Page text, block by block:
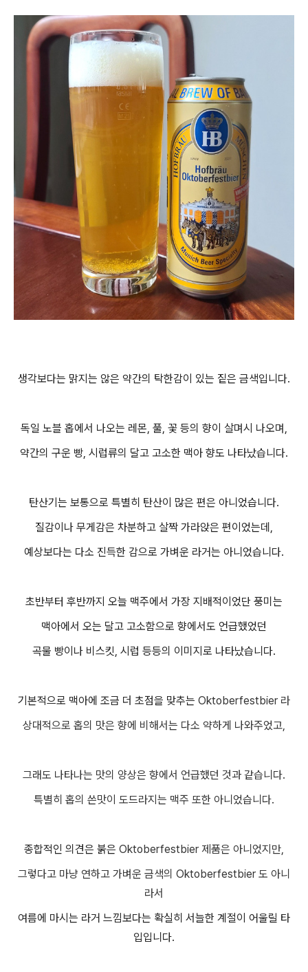
생각보다는 맑지는 않은 약간의 탁한감이 있는 짙은 금색입니다.
독일 노블 홉에서 나오는 레몬, 풀, 꽃 등의 향이 살며시 나오며,
약간의 구운 빵, 시럽류의 달고 고소한 맥아 향도 나타났습니다.
탄산기는 보통으로 특별히 탄산이 많은 편은 아니었습니다.
질감이나 무게감은 차분하고 살짝 가라앉은 편이었는데,
예상보다는 다소 진득한 감으로 가벼운 라거는 아니었습니다.
초반부터 후반까지 오늘 맥주에서 가장 지배적이었단 풍미는
맥아에서 오는 달고 고소함으로 향에서도 언급했었던
곡물 빵이나 비스킷, 시럽 등등의 이미지로 나타났습니다.
기본적으로 맥아에 조금 더 초점을 맞추는 Oktoberfestbier 라
상대적으로 홉의 맛은 향에 비해서는 다소 약하게 나와주었고,
그래도 나타나는 맛의 양상은 향에서 언급했던 것과 같습니다.
특별히 홉의 쓴맛이 도드라지는 맥주 또한 아니었습니다.
종합적인 의견은 붉은 Oktoberfestbier 제품은 아니었지만,
그렇다고 마냥 연하고 가벼운 금색의 Oktoberfestbier 도 아니
라서
여름에 마시는 라거 느낌보다는 확실히 서늘한 계절이 어울릴 타
입입니다.